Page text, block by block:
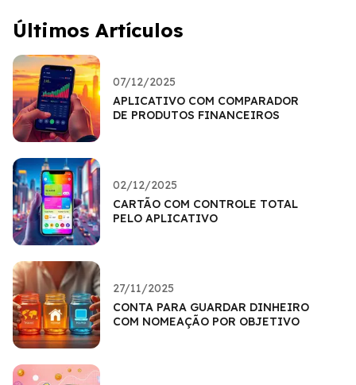
Últimos Artículos
07/12/2025
APLICATIVO COM COMPARADOR
DE PRODUTOS FINANCEIROS
02/12/2025
CARTÃO COM CONTROLE TOTAL
PELO APLICATIVO
27/11/2025
CONTA PARA GUARDAR DINHEIRO
COM NOMEAÇÃO POR OBJETIVO